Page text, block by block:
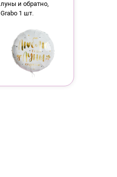
луны и обратно,
Grabo 1 шт.